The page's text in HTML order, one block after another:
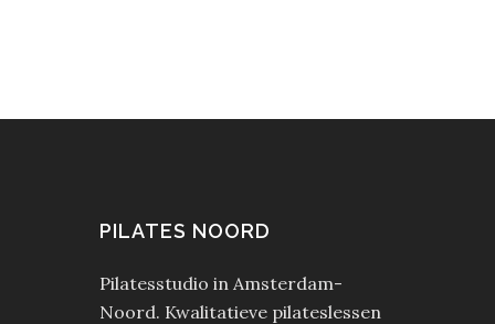
PILATES NOORD
Pilatesstudio in Amsterdam-
Noord. Kwalitatieve pilateslessen